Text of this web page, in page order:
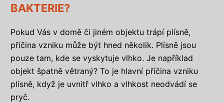
BAKTERIE?
Pokud Vás v domě či jiném objektu trápí plísně,
příčina vzniku může být hned několik. Plísně jsou
pouze tam, kde se vyskytuje vlhko. Je například
objekt špatně větraný? To je hlavní příčina vzniku
plísně, když je uvnitř vlhko a vlhkost neodvádí se
pryč.